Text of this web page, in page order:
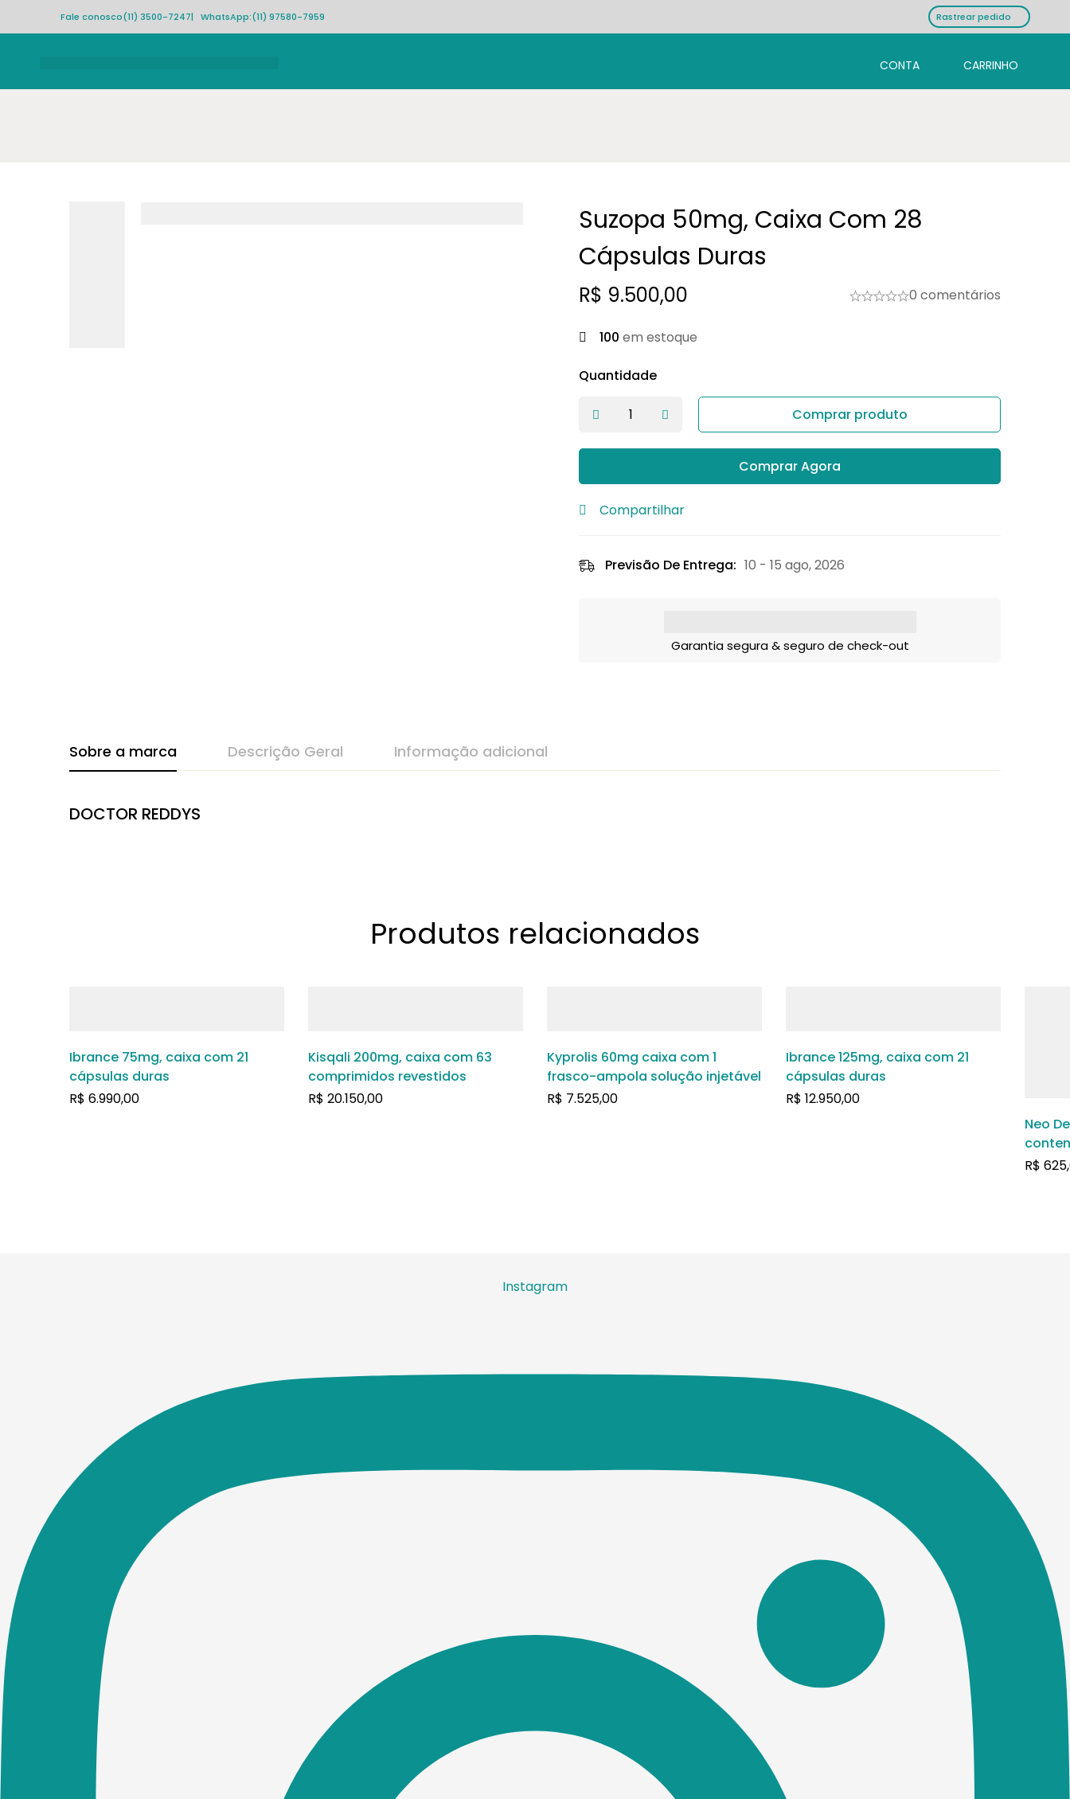
Fale conosco(11) 3500-7247| WhatsApp:(11) 97580-7959 Rastrear pedido
Suzopa 50mg, Caixa Com 28
Cápsulas Duras
R$ 9.500,00 0 comentários
100 em estoque
Quantidade
Comprar produto
Comprar Agora
Compartilhar
Previsão De Entrega: 10 - 15 ago, 2026
Garantia segura & seguro de check-out
Sobre a marca Descrição Geral Informação adicional
DOCTOR REDDYS
Produtos relacionados
Ibrance 75mg, caixa com 21
cápsulas duras
R$ 6.990,00
Kisqali 200mg, caixa com 63
comprimidos revestidos
R$ 20.150,00
Kyprolis 60mg caixa com 1
frasco-ampola solução injetável
R$ 7.525,00
Ibrance 125mg, caixa com 21
cápsulas duras
R$ 12.950,00
Neo
pó
R$
Instagram